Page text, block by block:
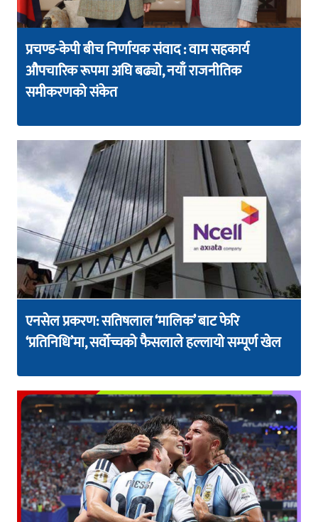
प्रचण्ड-केपी बीच निर्णायक संवाद : वाम सहकार्य
औपचारिक रूपमा अघि बढ्यो, नयाँ राजनीतिक
समीकरणको संकेत
एनसेल प्रकरण: सतिषलाल ‘मालिक’ बाट फेरि
‘प्रतिनिधि’मा, सर्वोच्चको फैसलाले हल्लायो सम्पूर्ण खेल